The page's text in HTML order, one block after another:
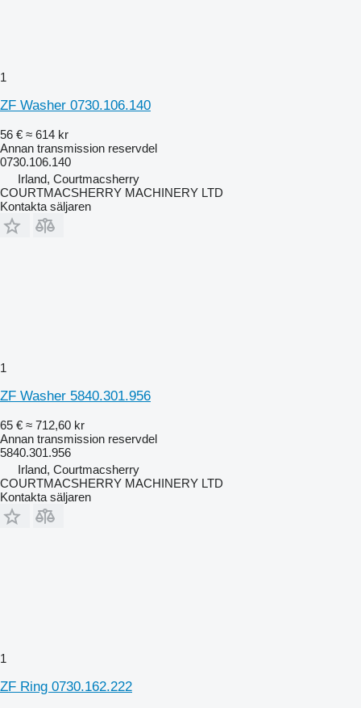
1
ZF Washer 0730.106.140
56 € ≈ 614 kr
Annan transmission reservdel
0730.106.140
Irland, Courtmacsherry
COURTMACSHERRY MACHINERY LTD
Kontakta säljaren
1
ZF Washer 5840.301.956
65 € ≈ 712,60 kr
Annan transmission reservdel
5840.301.956
Irland, Courtmacsherry
COURTMACSHERRY MACHINERY LTD
Kontakta säljaren
1
ZF Ring 0730.162.222